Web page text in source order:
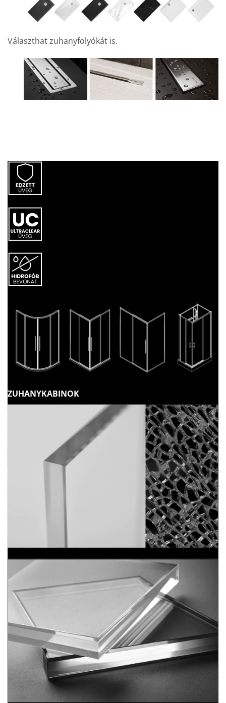
Választhat zuhanyfolyókát is.
ZUHANYKABINOK